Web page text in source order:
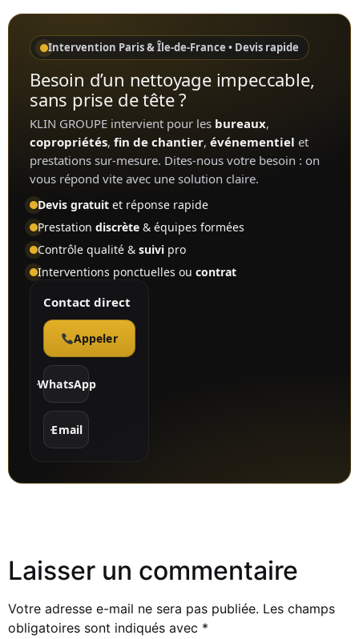
Intervention Paris & Île-de-France • Devis rapide
Besoin d’un nettoyage impeccable,
sans prise de tête ?
KLIN GROUPE intervient pour les bureaux,
copropriétés, fin de chantier, événementiel et
prestations sur-mesure. Dites-nous votre besoin : on
vous répond vite avec une solution claire.
Devis gratuit et réponse rapide
Prestation discrète & équipes formées
Contrôle qualité & suivi pro
Interventions ponctuelles ou contrat
Contact direct
Appeler
WhatsApp
Email
Laisser un commentaire
Votre adresse e-mail ne sera pas publiée. Les champs
obligatoires sont indiqués avec *